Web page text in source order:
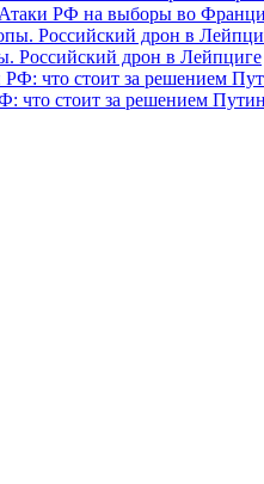
Атаки РФ на выборы во
Российский дрон в Лейпциге
что стоит за решением